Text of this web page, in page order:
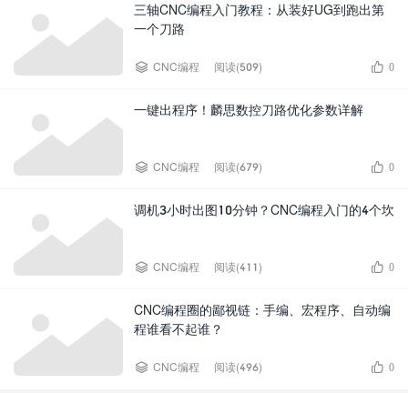
三轴CNC编程入门教程：从装好UG到跑出第
一个刀路
 CNC编程 阅读(509)  0
一键出程序！麟思数控刀路优化参数详解
 CNC编程 阅读(679)  0
调机3小时出图10分钟？CNC编程入门的4个坎
 CNC编程 阅读(411)  0
CNC编程圈的鄙视链：手编、宏程序、自动编
程谁看不起谁？
 CNC编程 阅读(496)  0